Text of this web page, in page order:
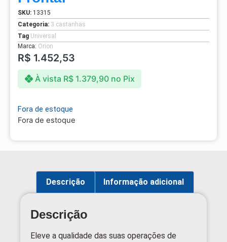
SKU: 13315
Categoria: 3 castanhas
Tag Universal
Marca: Orion
R$ 1.452,53
À vista R$1.379,90 no Pix
Fora de estoque
Fora de estoque
Descrição Informação adicional
Descrição
Eleve a qualidade das suas operações de